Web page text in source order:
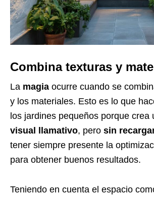
Combina texturas y
La magia ocurre cuando se
y los materiales. Esto es lo que
los jardines pequeños porque crea
visual llamativo, pero sin
tener siempre presente la
para obtener buenos resultados.
Teniendo en cuenta el espacio